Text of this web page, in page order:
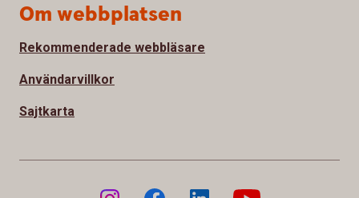
Om webbplatsen
Rekommenderade webbläsare
Användarvillkor
Sajtkarta